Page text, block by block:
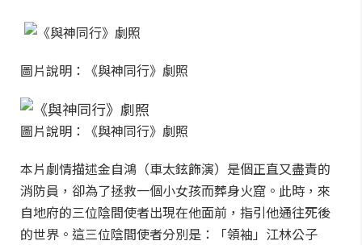
圖片說明：《與神同行》劇照
圖片說明：《與神同行》劇照
本片劇情描述金自鴻（車太鉉飾演）是個正直又盡責的
消防員，卻為了拯救一個小女孩而葬身火窟。此時，來
自地府的三位陰間使者出現在他面前，指引他通往死後
的世界。這三位陰間使者分別是：「領袖」江林公子